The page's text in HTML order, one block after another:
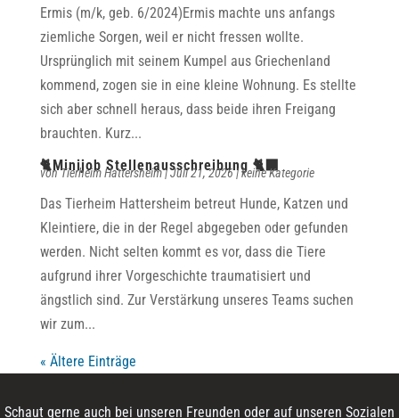
Ermis (m/k, geb. 6/2024)Ermis machte uns anfangs
ziemliche Sorgen, weil er nicht fressen wollte.
Ursprünglich mit seinem Kumpel aus Griechenland
kommend, zogen sie in eine kleine Wohnung. Es stellte
sich aber schnell heraus, dass beide ihren Freigang
brauchten. Kurz...
🐈Minijob Stellenausschreibung 🐈‍⬛
vonTierheim Hattersheim|Juli 21, 2026|keine Kategorie
Das Tierheim Hattersheim betreut Hunde, Katzen und
Kleintiere, die in der Regel abgegeben oder gefunden
werden. Nicht selten kommt es vor, dass die Tiere
aufgrund ihrer Vorgeschichte traumatisiert und
ängstlich sind. Zur Verstärkung unseres Teams suchen
wir zum...
« Ältere Einträge
Schaut gerne auch bei unseren Freunden oder auf unseren Sozialen